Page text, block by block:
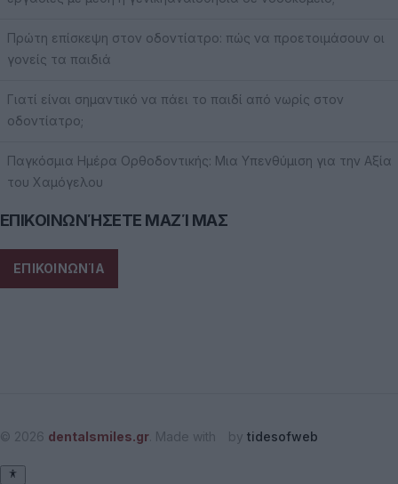
Πρώτη επίσκεψη στον οδοντίατρο: πώς να προετοιμάσουν οι
γονείς τα παιδιά
Γιατί είναι σημαντικό να πάει το παιδί από νωρίς στον
οδοντίατρο;
Παγκόσμια Ημέρα Ορθοδοντικής: Μια Υπενθύμιση για την Αξία
του Χαμόγελου
ΕΠΙΚΟΙΝΩΝΉΣΕΤΕ ΜΑΖΊ ΜΑΣ
ΕΠΙΚΟΙΝΩΝΊΑ
© 2026 dentalsmiles.gr . Made with by tidesofweb